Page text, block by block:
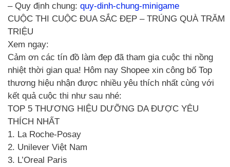
– Quy định chung: quy-dinh-chung-minigame
CUỘC THI CUỘC ĐUA SẮC ĐẸP – TRÚNG QUÀ TRĂM
TRIỆU
Xem ngay:
Cảm ơn các tín đồ làm đẹp đã tham gia cuộc thi nồng
nhiệt thời gian qua! Hôm nay Shopee xin công bố Top
thương hiệu nhận được nhiều yêu thích nhất cùng với
kết quả cuộc thi như sau nhé:
TOP 5 THƯƠNG HIỆU DƯỠNG DA ĐƯỢC YÊU
THÍCH NHẤT
1. La Roche-Posay
2. Unilever Việt Nam
3. L’Oreal Paris